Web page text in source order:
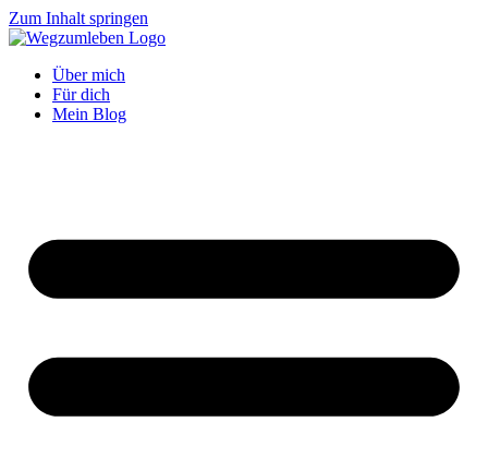
Zum Inhalt springen
Über mich
Für dich
Mein Blog